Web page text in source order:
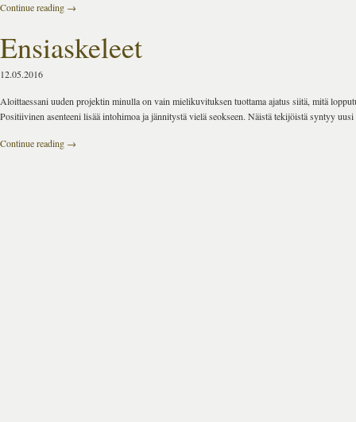
Continue reading →
Ensiaskeleet
12.05.2016
Aloittaessani uuden projektin minulla on vain mielikuvituksen tuottama ajatus siitä, mitä
Positiivinen asenteeni lisää intohimoa ja jännitystä vielä seokseen. Näistä tekijöistä syntyy
Continue reading →